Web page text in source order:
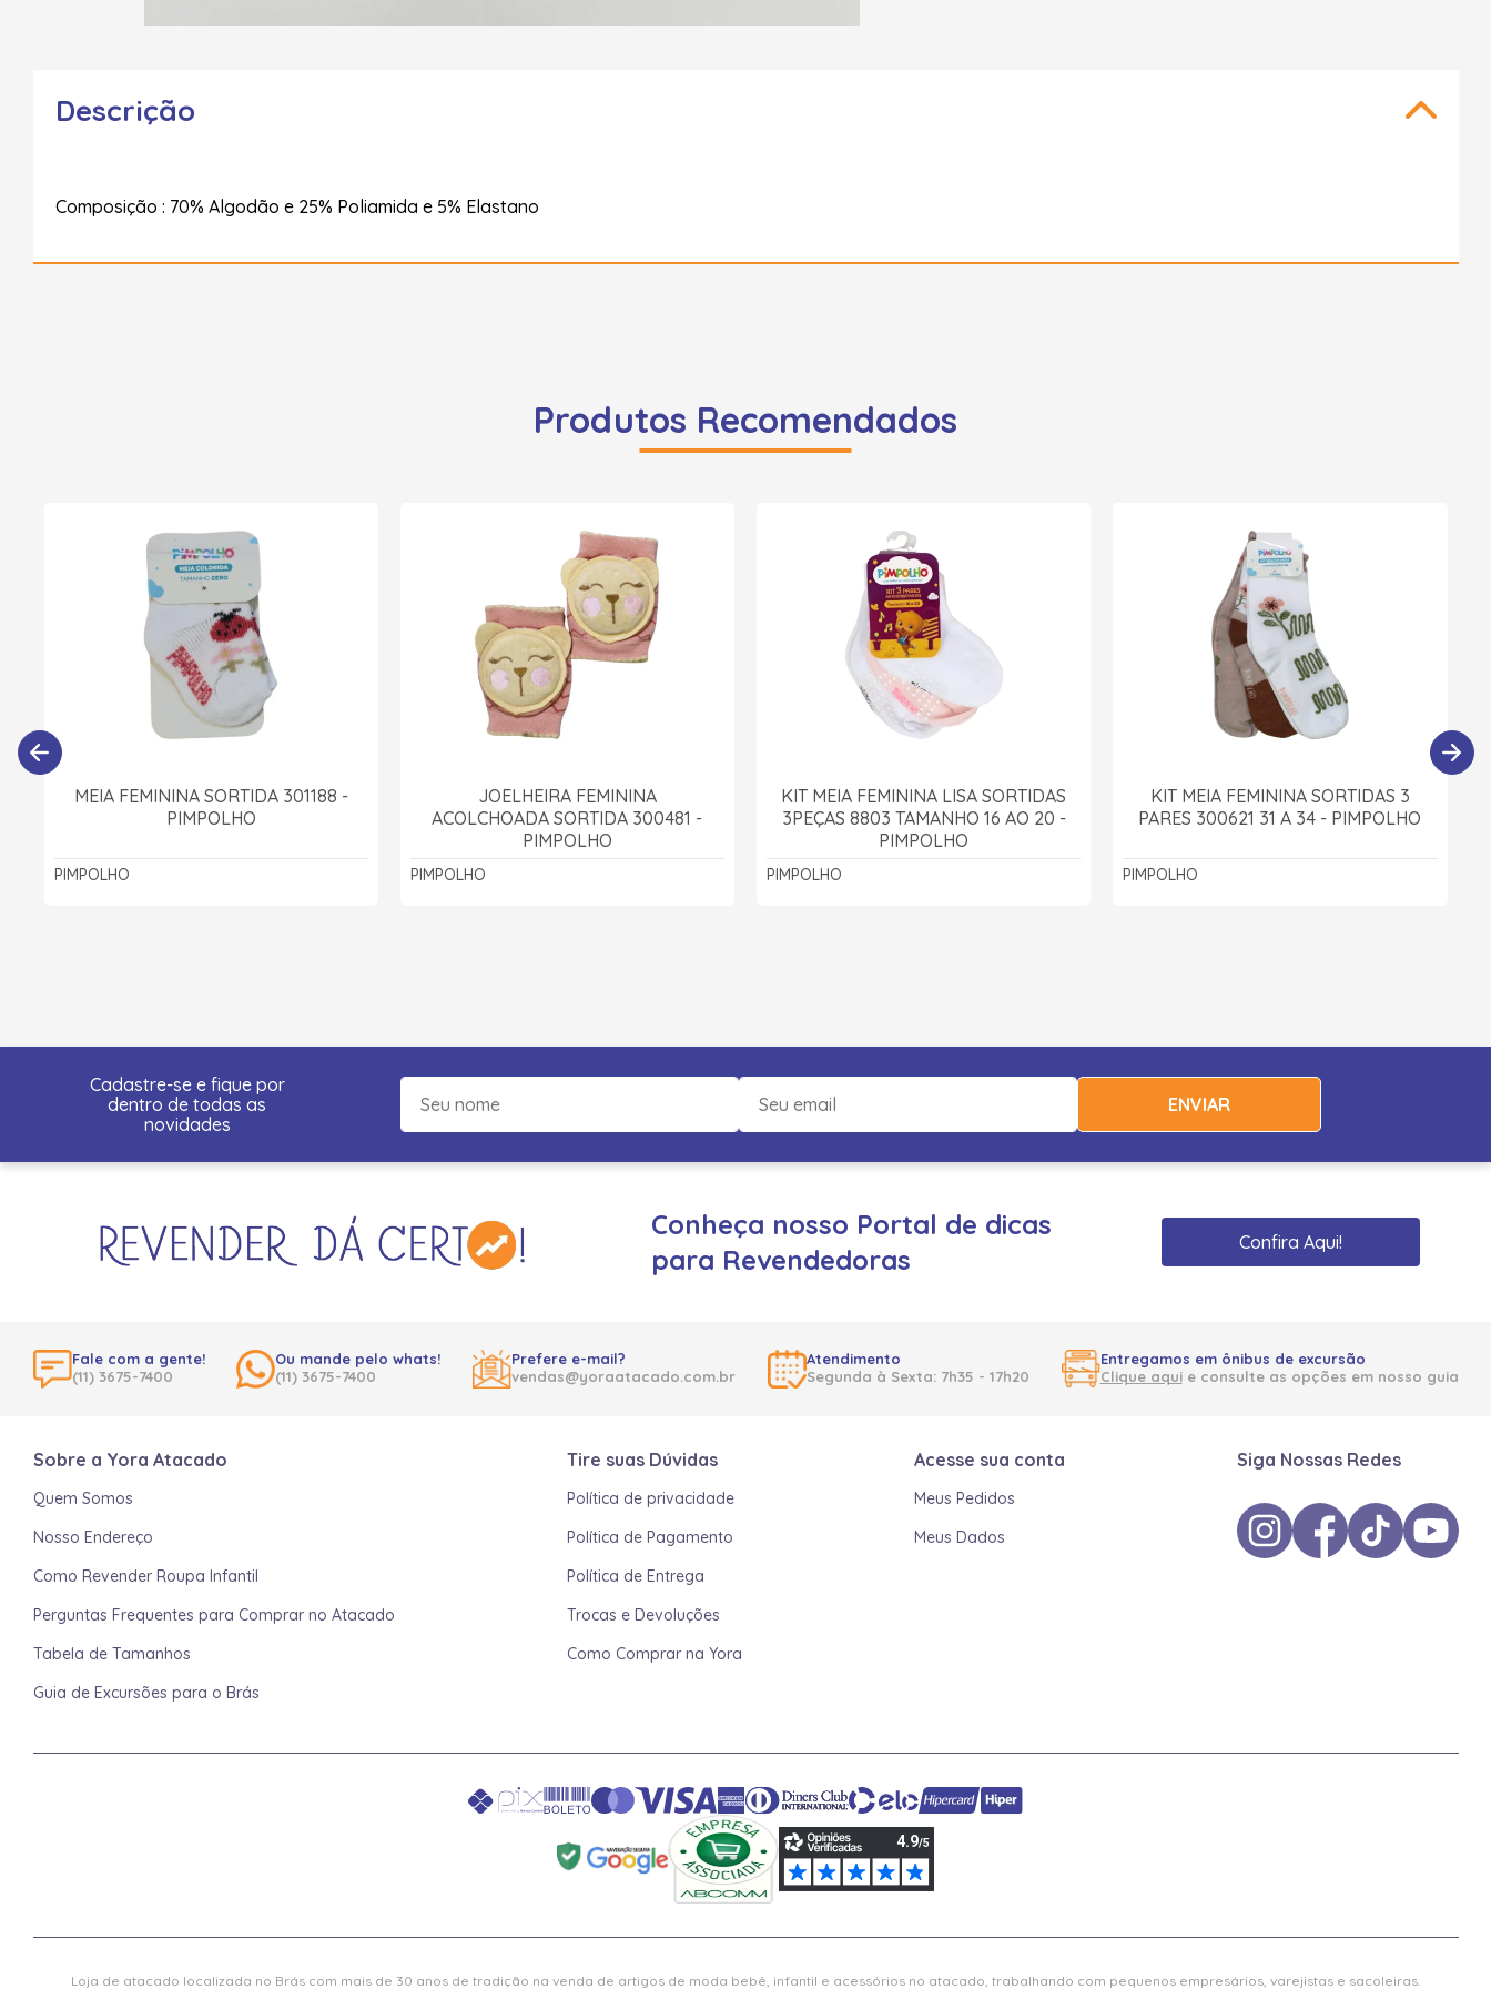
Descrição
Composição : 70% Algodão e 25% Poliamida e 5% Elastano
Produtos Recomendados
MEIA FEMININA SORTIDA 301188 -
PIMPOLHO
PIMPOLHO
JOELHEIRA FEMININA
ACOLCHOADA SORTIDA 300481 -
PIMPOLHO
PIMPOLHO
KIT MEIA FEMININA LISA SORTIDAS
3PEÇAS 8803 TAMANHO 16 AO 20 -
PIMPOLHO
PIMPOLHO
KIT MEIA FEMININA SORTIDAS 3
PARES 300621 31 A 34 - PIMPOLHO
PIMPOLHO
Cadastre-se e fique por
dentro de todas as
novidades
ENVIAR
Conheça nosso Portal de dicas
para Revendedoras
Confira Aqui!
Fale com a gente!
(11) 3675-7400
Ou mande pelo whats!
(11) 3675-7400
Prefere e-mail?
vendas@yoraatacado.com.br
Atendimento
Segunda à Sexta: 7h35 - 17h20
Entregamos em ônibus de excursão
Clique aquie consulte as opções em nosso guia
Sobre a Yora Atacado
Quem Somos
Nosso Endereço
Como Revender Roupa Infantil
Perguntas Frequentes para Comprar no Atacado
Tabela de Tamanhos
Guia de Excursões para o Brás
Tire suas Dúvidas
Política de privacidade
Política de Pagamento
Política de Entrega
Trocas e Devoluções
Como Comprar na Yora
Acesse sua conta
Meus Pedidos
Meus Dados
Siga Nossas Redes
Loja de atacado localizada no Brás com mais de 30 anos de tradição na venda de artigos de moda bebê, infantil e acessórios no atacado, trabalhando com pequenos empresários, varejistas e sacoleiras.